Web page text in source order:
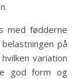
med fødderne
på
variation
god form og